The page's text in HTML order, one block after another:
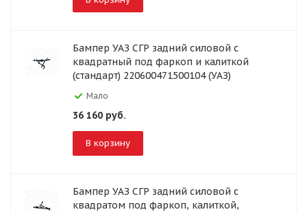
Бампер УАЗ СГР задний силовой с
квадратный под фаркоп и калиткой
(стандарт) 220600471500104 (УАЗ)
Мало
36 160 руб.
В корзину
Бампер УАЗ СГР задний силовой с
квадратом под фаркоп, калиткой,